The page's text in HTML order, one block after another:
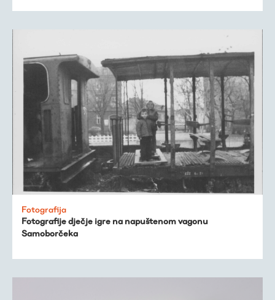
Virtualni fundus
Živa baština
Virtualni program
Trešnjevačka
kronologija
Publikacije
Fotografija
Fotografije dječje igre na napuštenom vagonu
Samoborčeka